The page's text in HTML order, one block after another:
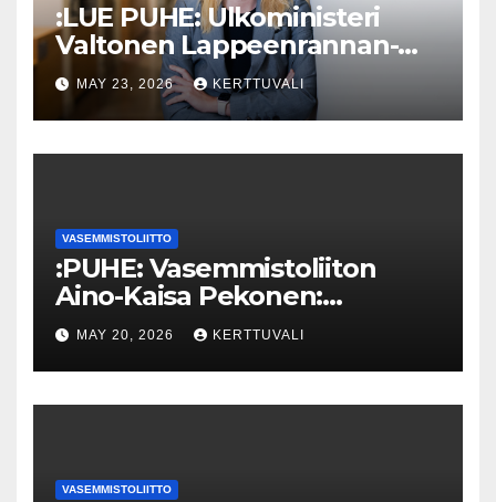
:LUE PUHE: Ulkoministeri
Valtonen Lappeenrannan-
Lahden teknillisen yliopiston
kunniatohtoriksi
MAY 23, 2026 KERTTUVALI
VASEMMISTOLIITTO
:PUHE: Vasemmistoliiton
Aino-Kaisa Pekonen:
Eriarvoistumisen
pysäyttäminen luo
turvallisuutta
MAY 20, 2026 KERTTUVALI
VASEMMISTOLIITTO